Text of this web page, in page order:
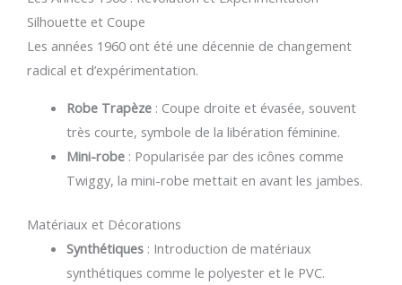
Silhouette et Coupe
Les années 1960 ont été une décennie de changement
radical et d’expérimentation.
Robe Trapèze: Coupe droite et évasée, souvent
très courte, symbole de la libération féminine.
Mini-robe: Popularisée par des icônes comme
Twiggy, la mini-robe mettait en avant les jambes.
Matériaux et Décorations
Synthétiques: Introduction de matériaux
synthétiques comme le polyester et le PVC.